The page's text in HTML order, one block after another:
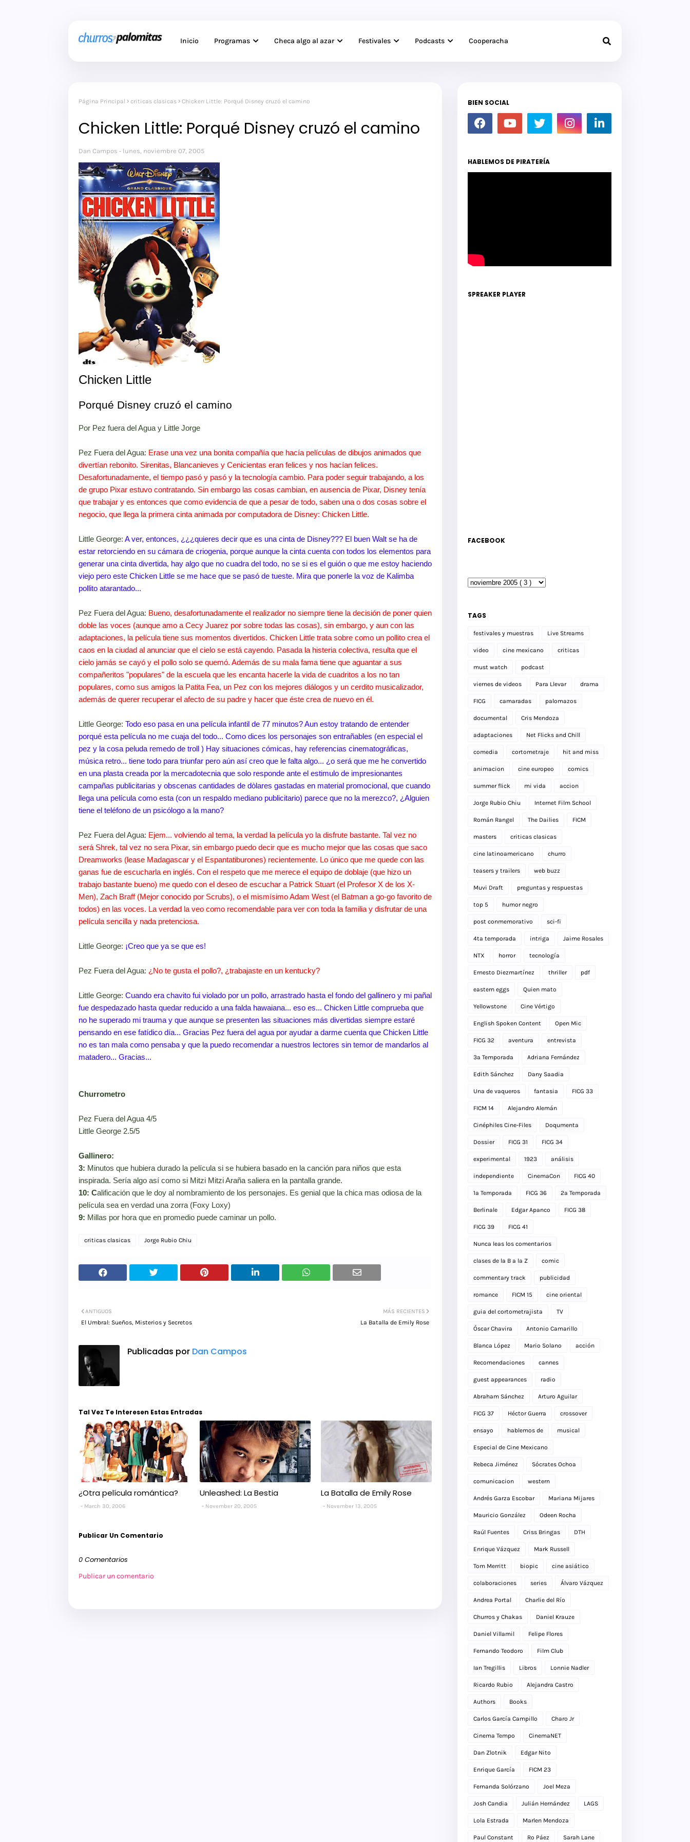
Inicio Programas Checa algo al azar Festivales Podcasts Cooperacha
Página Principal criticas clasicas Chicken Little: Porqué Disney cruzó el camino
Chicken Little: Porqué Disney cruzó el camino
Dan Campos lunes, noviembre 07, 2005
Chicken Little
Porqué Disney cruzó el camino
Por Pez fuera del Agua y Little Jorge
Pez Fuera del Agua: Erase una vez una bonita compañía que hacía películas de dibujos animados que
divertían rebonito. Sirenitas, Blancanieves y Cenicientas eran felices y nos hacían felices.
Desafortunadamente, el tiempo pasó y pasó y la tecnología cambio. Para poder seguir trabajando, a los
de grupo Pixar estuvo contratando. Sin embargo las cosas cambian, en ausencia de Pixar, Disney tenía
que trabajar y es entonces que como evidencia de que a pesar de todo, saben una o dos cosas sobre el
negocio, que llega la primera cinta animada por computadora de Disney: Chicken Little.
Little George: A ver, entonces, ¿¿¿quieres decir que es una cinta de Disney??? El buen Walt se ha de
estar retorciendo en su cámara de criogenia, porque aunque la cinta cuenta con todos los elementos para
generar una cinta divertida, hay algo que no cuadra del todo, no se si es el guión o que me estoy haciendo
viejo pero este Chicken Little se me hace que se pasó de tueste. Mira que ponerle la voz de Kalimba
pollito atarantado...
Pez Fuera del Agua: Bueno, desafortunadamente el realizador no siempre tiene la decisión de poner quien
doble las voces (aunque amo a Cecy Juarez por sobre todas las cosas), sin embargo, y aun con las
adaptaciones, la película tiene sus momentos divertidos. Chicken Little trata sobre como un pollito crea el
caos en la ciudad al anunciar que el cielo se está cayendo. Pasada la histeria colectiva, resulta que el
cielo jamás se cayó y el pollo solo se quemó. Además de su mala fama tiene que aguantar a sus
compañeritos "populares" de la escuela que les encanta hacerle la vida de cuadritos a los no tan
populares, como sus amigos la Patita Fea, un Pez con los mejores diálogos y un cerdito musicalizador,
además de querer recuperar el afecto de su padre y hacer que éste crea de nuevo en él.
Little George: Todo eso pasa en una película infantil de 77 minutos? Aun estoy tratando de entender
porqué esta película no me cuaja del todo... Como dices los personajes son entrañables (en especial el
pez y la cosa peluda remedo de troll ) Hay situaciones cómicas, hay referencias cinematográficas,
música retro... tiene todo para triunfar pero aún así creo que le falta algo... ¿o será que me he convertido
en una plasta creada por la mercadotecnia que solo responde ante el estimulo de impresionantes
campañas publicitarias y obscenas cantidades de dòlares gastadas en material promocional, que cuando
llega una película como esta (con un respaldo mediano publicitario) parece que no la merezco?, ¿Alguien
tiene el teléfono de un psicólogo a la mano?
Pez Fuera del Agua: Ejem... volviendo al tema, la verdad la película yo la disfrute bastante. Tal vez no
será Shrek, tal vez no sera Pixar, sin embargo puedo decir que es mucho mejor que las cosas que saco
Dreamworks (lease Madagascar y el Espantatiburones) recientemente. Lo único que me quede con las
ganas fue de escucharla en inglés. Con el respeto que me merece el equipo de doblaje (que hizo un
trabajo bastante bueno) me quedo con el deseo de escuchar a Patrick Stuart (el Profesor X de los X-
Men), Zach Braff (Mejor conocido por Scrubs), o el mismísimo Adam West (el Batman a go-go favorito de
todos) en las voces. La verdad la veo como recomendable para ver con toda la familia y disfrutar de una
película sencilla y nada pretenciosa.
Little George: ¡Creo que ya se que es!
Pez Fuera del Agua: ¿No te gusta el pollo?, ¿trabajaste en un kentucky?
Little George: Cuando era chavito fui violado por un pollo, arrastrado hasta el fondo del gallinero y mi pañal
fue despedazado hasta quedar reducido a una falda hawaiana... eso es... Chicken Little comprueba que
no he superado mi trauma y que aunque se presenten las situaciones más divertidas siempre estaré
pensando en ese fatídico día... Gracias Pez fuera del agua por ayudar a darme cuenta que Chicken Little
no es tan mala como pensaba y que la puedo recomendar a nuestros lectores sin temor de mandarlos al
matadero... Gracias...
Churrometro
Pez Fuera del Agua 4/5
Little George 2.5/5
Gallinero:
3: Minutos que hubiera durado la película si se hubiera basado en la canción para niños que esta
inspirada. Sería algo así como si Mitzi Mitzi Araña saliera en la pantalla grande.
10: Calificación que le doy al nombramiento de los personajes. Es genial que la chica mas odiosa de la
película sea en verdad una zorra (Foxy Loxy)
9: Millas por hora que en promedio puede caminar un pollo.
criticas clasicas Jorge Rubio Chiu
MÁS RECIENTES
La Batalla de Emily Rose
ANTIGUOS
El Umbral: Sueños, Misterios y Secretos
Publicadas por Dan Campos
Tal Vez Te Interesen Estas Entradas
¿Otra película romántica?
March 30, 2006
Unleashed: La Bestia
November 20, 2005
La Batalla de Emily Rose
November 13, 2005
Publicar Un Comentario
0 Comentarios
Publicar un comentario
BIEN SOCIAL
HABLEMOS DE PIRATERÍA
SPREAKER PLAYER
FACEBOOK
TAGS
festivales y muestras Live Streams
video cine mexicano criticas
must watch podcast
viernes de videos Para Llevar drama
FICG camaradas palomazos
documental Cris Mendoza
adaptaciones Net Flicks and Chill
comedia cortometraje hit and miss
animacion cine europeo comics
summer flick mi vida accion
Jorge Rubio Chiu Internet Film School
Román Rangel The Dailies FICM
masters criticas clasicas
cine latinoamericano churro
teasers y trailers web buzz
Muvi Draft preguntas y respuestas
top 5 humor negro
post conmemorativo sci-fi
4ta temporada intriga Jaime Rosales
NTX horror tecnología
Ernesto Diezmartínez thriller pdf
eastern eggs Quien mato
Yellowstone Cine Vértigo
English Spoken Content Open Mic
FICG 32 aventura entrevista
3a Temporada Adriana Fernández
Edith Sánchez Dany Saadia
Una de vaqueros fantasia FICG 33
FICM 14 Alejandro Alemán
Cinéphiles Cine-Files Doqumenta
Dossier FICG 31 FICG 34
experimental 1923 análisis
independiente CinemaCon FICG 40
1a Temporada FICG 36 2a Temporada
Berlinale Edgar Apanco FICG 38
FICG 39 FICG 41
Nunca leas los comentarios
clases de la B a la Z comic
commentary track publicidad
romance FICM 15 cine oriental
guia del cortometrajista TV
Óscar Chavira Antonio Camarillo
Blanca López Mario Solano acción
Recomendaciones cannes
guest appearances radio
Abraham Sánchez Arturo Aguilar
FICG 37 Héctor Guerra crossover
ensayo hablemos de musical
Especial de Cine Mexicano
Rebeca Jiménez Sócrates Ochoa
comunicacion western
Andrés Garza Escobar Mariana Mijares
Mauricio González Odeen Rocha
Raúl Fuentes Criss Bringas DTH
Enrique Vázquez Mark Russell
Tom Merritt biopic cine asiático
colaboraciones series Álvaro Vázquez
Andrea Portal Charlie del Río
Churros y Chakas Daniel Krauze
Daniel Villamil Felipe Flores
Fernando Teodoro Film Club
Ian Tregillis Libros Lonnie Nadler
Ricardo Rubio Alejandra Castro
Authors Books
Carlos García Campillo Charo Jr
Cinema Tempo CinemaNET
Dan Zlotnik Edgar Nito
Enrique García FICM 23
Fernanda Solórzano Joel Meza
Josh Candia Julián Hernández LAGS
Lola Estrada Marlen Mendoza
Paul Constant Ro Páez Sarah Lane